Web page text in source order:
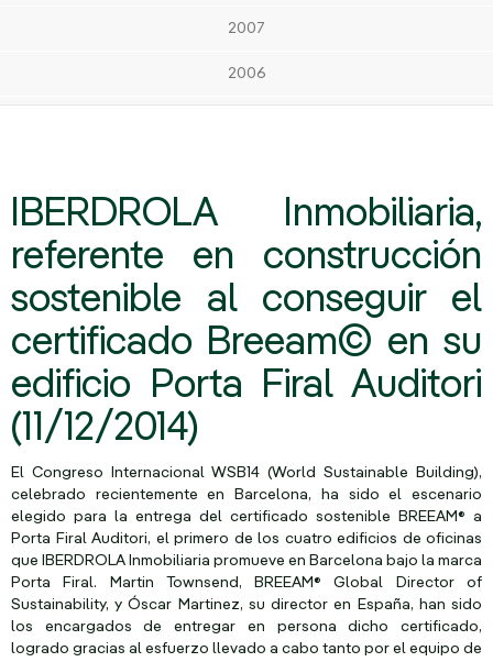
2007
2006
IBERDROLA Inmobiliaria,
referente en construcción
sostenible al conseguir el
certificado Breeam© en su
edificio Porta Firal Auditori
(11/12/2014)
El Congreso Internacional WSB14 (World Sustainable Building),
celebrado recientemente en Barcelona, ha sido el escenario
elegido para la entrega del certificado sostenible BREEAM® a
Porta Firal Auditori, el primero de los cuatro edificios de oficinas
que IBERDROLA Inmobiliaria promueve en Barcelona bajo la marca
Porta Firal. Martin Townsend, BREEAM® Global Director of
Sustainability, y Óscar Martinez, su director en España, han sido
los encargados de entregar en persona dicho certificado,
logrado gracias al esfuerzo llevado a cabo tanto por el equipo de